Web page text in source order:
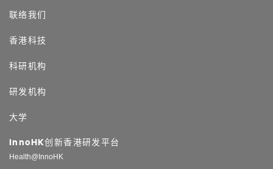
联络我们
香港科技
科研机构
研发机构
大学
InnoHK创新香港研发平台
Health@InnoHK